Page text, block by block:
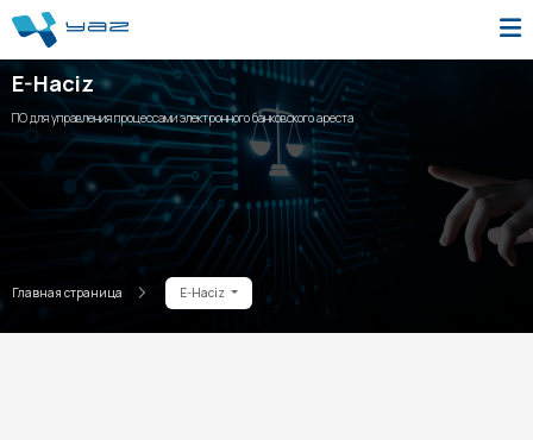
E-Haciz
ПО для управления процессами электронного банковского ареста
Главная страница E-Haciz